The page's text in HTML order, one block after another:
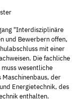
"Interdisziplinäre
und Bewerbern offen,
mit einer
Die fachliche
wesentliche
der
Energietechnik, des
enthalten.